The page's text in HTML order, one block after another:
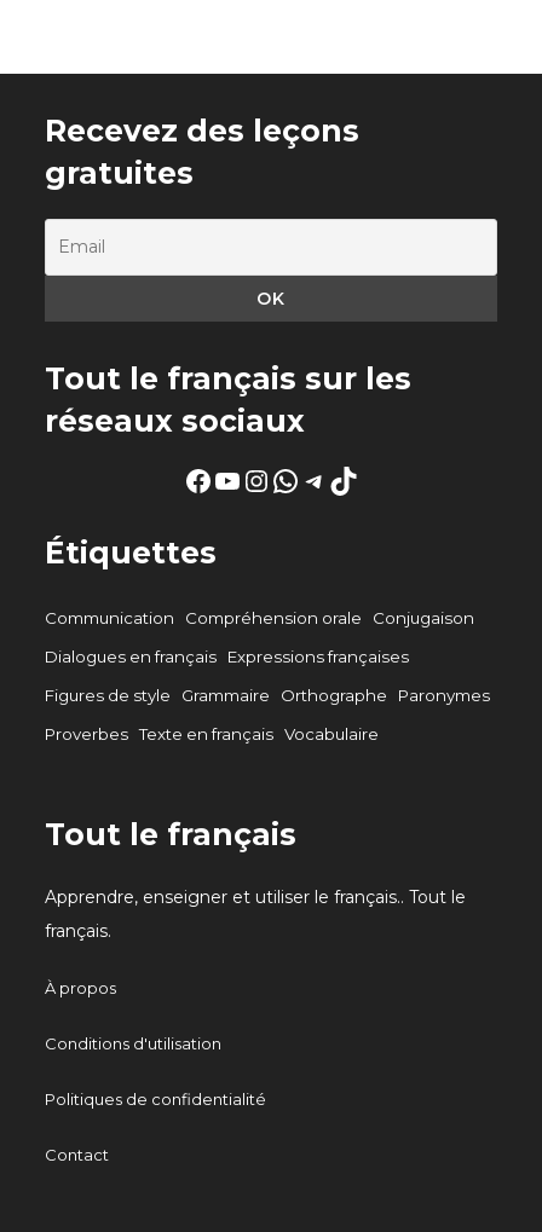
Recevez des leçons
gratuites
Tout le français sur les
réseaux sociaux
Facebook
YouTube
Instagram
WhatsApp
Telegram
TikTok
Étiquettes
Communication Compréhension orale
Conjugaison
Dialogues en français
Expressions françaises
Figures de style
Grammaire Orthographe
Paronymes
Proverbes Texte en français Vocabulaire
Tout le français
Apprendre, enseigner et utiliser le français.. Tout le
français.
À propos
Conditions d'utilisation
Politiques de confidentialité
Contact